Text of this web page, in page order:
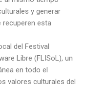
y generar
esta
del Festival
Libre (FLISoL), un
en todo el
valores culturales del